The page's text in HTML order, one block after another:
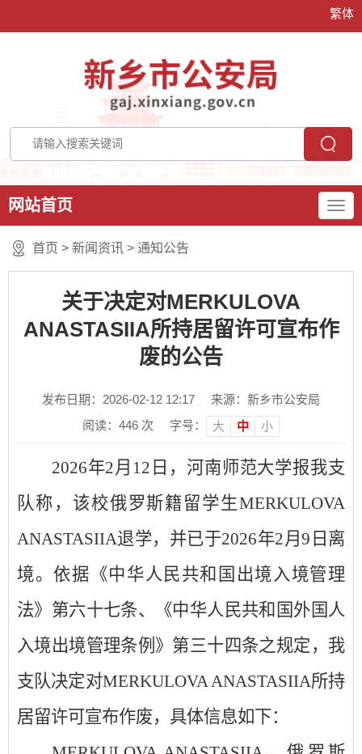
繁体
网站首页
首页 > 新闻资讯 > 通知公告
关于决定对MERKULOVA
ANASTASIIA所持居留许可宣布作
废的公告
发布日期：2026-02-12 12:17
来源：新乡市公安局
阅读： 446 次 字号： 大 中 小
2026年2月12日，河南师范大学报我支
队称，该校俄罗斯籍留学生MERKULOVA
ANASTASIIA退学，并已于2026年2月9日离
境。依据《中华人民共和国出境入境管理
法》第六十七条、《中华人民共和国外国人
入境出境管理条例》第三十四条之规定，我
支队决定对MERKULOVA ANASTASIIA所持
居留许可宣布作废，具体信息如下：